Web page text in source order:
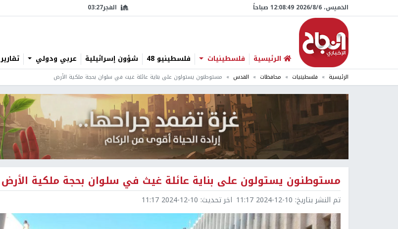
الخميس، 6/‏8/‏2026 12:08:51 صباحاً الفجر03:27
الرئيسية فلسطينيات فلسطينيو 48 شؤون إسرائيلية عربي ودولي تقارير
الرئيسية فلسطينيات محافظات القدس مستوطنون يستولون على بناية عائلة غيث في سلوان بحجة ملكية الأرض
مستوطنون يستولون على بناية عائلة غيث في سلوان بحجة ملكية الأرض
تم النشر بتاريخ: 2024-12-10 11:17 اخر تحديث: 2024-12-10 11:17